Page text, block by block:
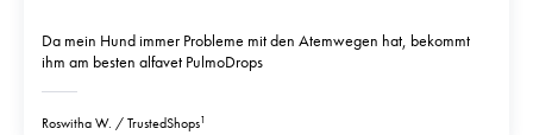
Da mein Hund immer Probleme mit den Atemwegen hat, bekommt
ihm am besten alfavet PulmoDrops
Roswitha W. TrustedShops1